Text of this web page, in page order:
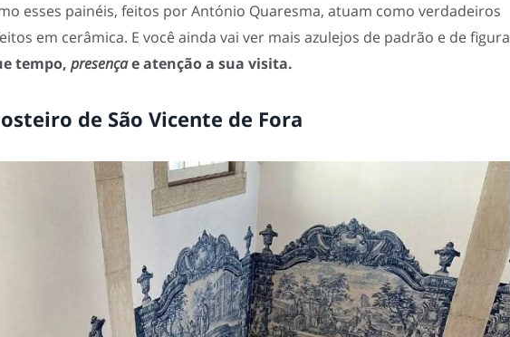
esses painéis, feitos por António Quaresma, atuam como verdadeiros
em cerâmica. E você ainda vai ver mais azulejos de padrão e de figura
tempo, presençae atenção a sua visita.
de São Vicente de Fora